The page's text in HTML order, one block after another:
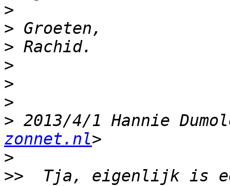
>
>
>
>
>
>
> 2013/4/1 Hannie
zonnet.nl
>
>>
Tja, eigenlijk is